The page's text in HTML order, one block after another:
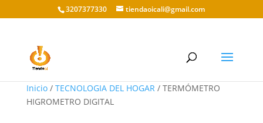
3207377330 tiendaoicali@gmail.com
Inicio/ TECNOLOGIA DEL HOGAR/ TERMÓMETRO
HIGROMETRO DIGITAL